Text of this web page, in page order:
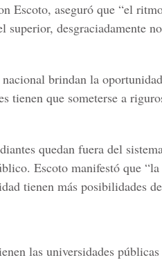
Escoto, aseguró que “el
superior, desgraciadamente
brindan la
tienen que someterse a
quedan fuera del
Escoto manifestó que
tienen más posibilidades
las universidades públicas